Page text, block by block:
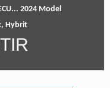
2024 Model
Hybrit